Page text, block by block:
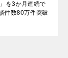
を3か月連続で
件数80万件突破